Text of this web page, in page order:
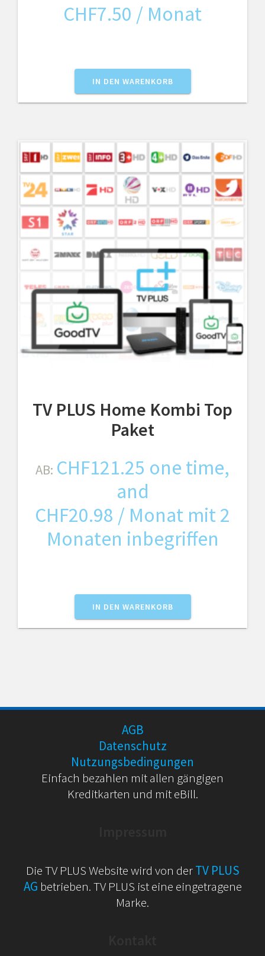
CHF7.50 / Monat
IN DEN WARENKORB
TV PLUS Home Kombi Top
Paket
AB: CHF121.25 one time,
and
CHF20.98 / Monat mit 2
Monaten inbegriffen
IN DEN WARENKORB
AGB
Datenschutz
Nutzungsbedingungen
Einfach bezahlen mit allen gängigen
Kreditkarten und mit eBill.
Die TV PLUS Website wird von derTV PLUS
AG betrieben. TV PLUS ist eine eingetragene
Marke.